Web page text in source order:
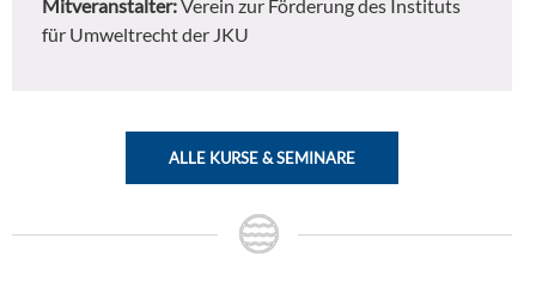
Mitveranstalter:Verein zur Förderung des Instituts
für Umweltrecht der JKU
ALLE KURSE & SEMINARE